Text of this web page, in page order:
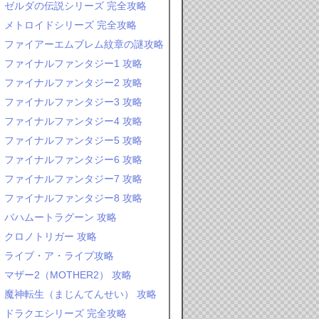
ゼルダの伝説シリーズ 完全攻略
メトロイドシリーズ 完全攻略
ファイアーエムブレム紋章の謎攻略
ファイナルファンタジー1 攻略
ファイナルファンタジー2 攻略
ファイナルファンタジー3 攻略
ファイナルファンタジー4 攻略
ファイナルファンタジー5 攻略
ファイナルファンタジー6 攻略
ファイナルファンタジー7 攻略
ファイナルファンタジー8 攻略
バハムートラグーン 攻略
クロノトリガー 攻略
ライブ・ア・ライブ攻略
マザー2（MOTHER2） 攻略
魔神転生（まじんてんせい） 攻略
ドラクエシリーズ 完全攻略